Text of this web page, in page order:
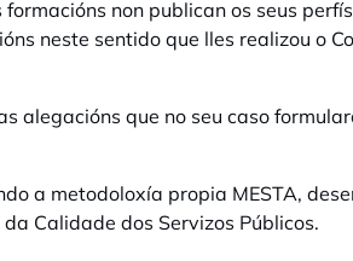
non publican os seus
neste sentido que lles realizou o
alegacións que no seu caso
a metodoloxía propia MESTA,
Calidade dos Servizos Públicos.